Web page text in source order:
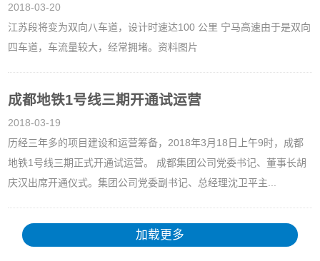
2018-03-20
江苏段将变为双向八车道，设计时速达100 公里 宁马高速由于是双向
四车道，车流量较大，经常拥堵。资料图片
成都地铁1号线三期开通试运营
2018-03-19
历经三年多的项目建设和运营筹备，2018年3月18日上午9时，成都
地铁1号线三期正式开通试运营。 成都集团公司党委书记、董事长胡
庆汉出席开通仪式。集团公司党委副书记、总经理沈卫平主...
加载更多